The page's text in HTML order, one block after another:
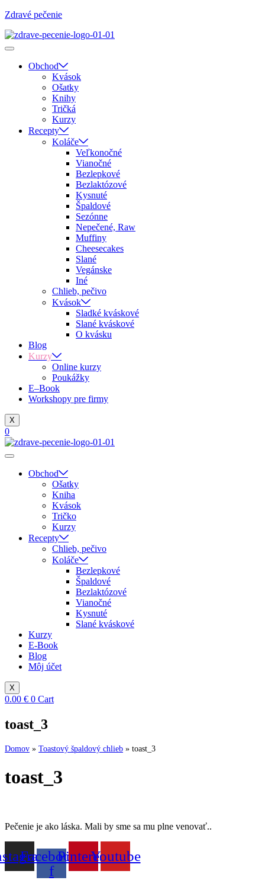
Zdravé pečenie
Obchod
Kvások
Ošatky
Knihy
Tričká
Kurzy
Recepty
Koláče
Veľkonočné
Vianočné
Bezlepkové
Bezlaktózové
Kysnuté
Špaldové
Sezónne
Nepečené, Raw
Muffiny
Cheesecakes
Slané
Vegánske
Iné
Chlieb, pečivo
Kvások
Sladké kváskové
Slané kváskové
O kvásku
Blog
Kurzy
Online kurzy
Poukážky
E–Book
Workshopy pre firmy
X
0
Obchod
Ošatky
Kniha
Kvások
Tričko
Kurzy
Recepty
Chlieb, pečivo
Koláče
Bezlepkové
Špaldové
Bezlaktózové
Vianočné
Kysnuté
Slané kváskové
Kurzy
E-Book
Blog
Môj účet
X
0.00 € 0 Cart
toast_3
Domov » Toastový špaldový chlieb » toast_3
toast_3
Pečenie je ako láska. Mali by sme sa mu plne venovať..
Facebook-
f
PinterestYoutube